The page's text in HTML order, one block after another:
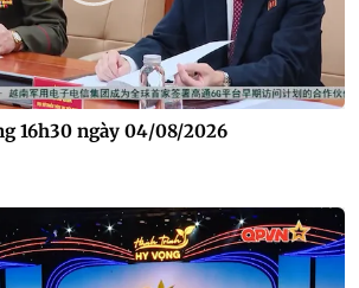
16h30 ngày 04/08/2026